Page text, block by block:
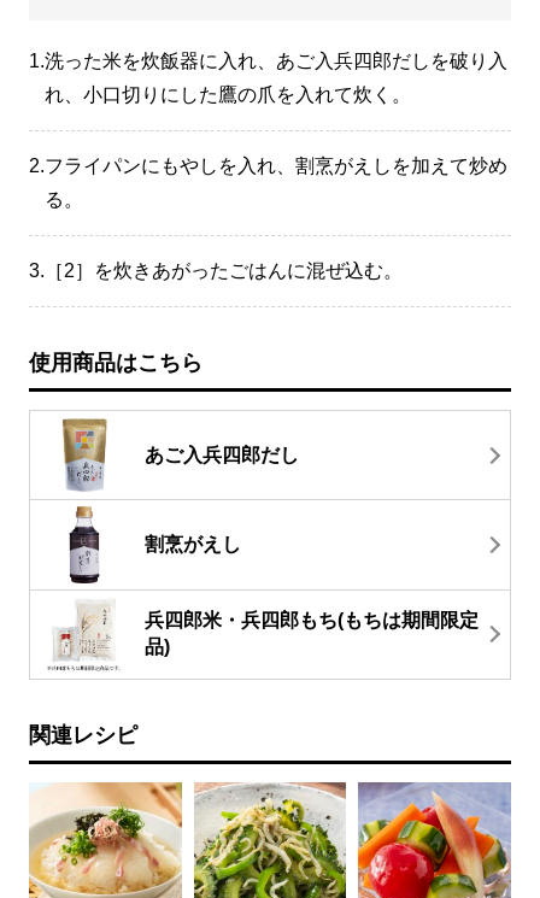
1.洗った米を炊飯器に入れ、あご入兵四郎だしを破り入
れ、小口切りにした鷹の爪を入れて炊く。
2.フライパンにもやしを入れ、割烹がえしを加えて炒め
る。
3. ［2］を炊きあがったごはんに混ぜ込む。
使用商品はこちら
あご入兵四郎だし
割烹がえし
兵四郎米・兵四郎もち(もちは期間限定
品)
関連レシピ